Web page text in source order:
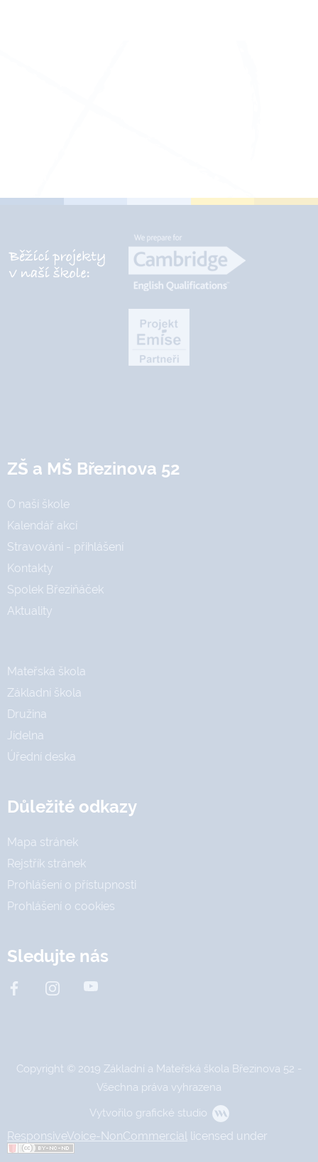
ZŠ a MŠ Březinova 52
O naší škole
Kalendář akcí
Stravování - přihlášení
Kontakty
Spolek Březiňáček
Aktuality
Mateřská škola
Základní škola
Družina
Jídelna
Úřední deska
Důležité odkazy
Mapa stránek
Rejstřík stránek
Prohlášení o přístupnosti
Prohlášení o cookies
Sledujte nás
Copyright © 2019 Základní a Mateřská škola Březinova 52 -
Všechna práva vyhrazena
Vytvořilo grafické studio
ResponsiveVoice-NonCommercial licensed under